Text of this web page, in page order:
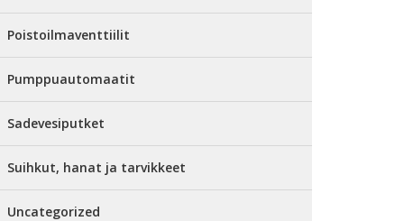
Poistoilmaventtiilit
Pumppuautomaatit
Sadevesiputket
Suihkut, hanat ja tarvikkeet
Uncategorized